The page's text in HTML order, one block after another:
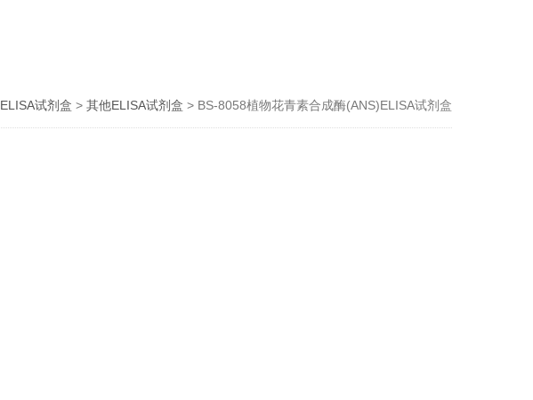
ELISA试剂盒 > 其他ELISA试剂盒 > BS-8058植物花青素合成酶(ANS)ELISA试剂盒